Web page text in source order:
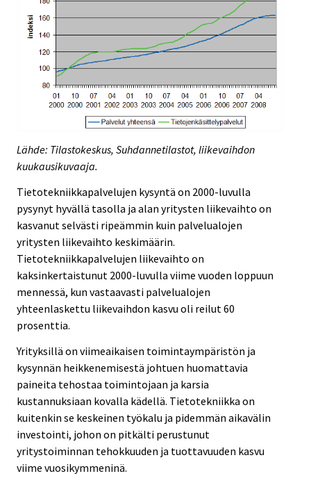
Lähde: Tilastokeskus, Suhdannetilastot, liikevaihdon
kuukausikuvaaja.
Tietotekniikkapalvelujen kysyntä on 2000-luvulla
pysynyt hyvällä tasolla ja alan yritysten liikevaihto on
kasvanut selvästi ripeämmin kuin palvelualojen
yritysten liikevaihto keskimäärin.
Tietotekniikkapalvelujen liikevaihto on
kaksinkertaistunut 2000-luvulla viime vuoden loppuun
mennessä, kun vastaavasti palvelualojen
yhteenlaskettu liikevaihdon kasvu oli reilut 60
prosenttia.
Yrityksillä on viimeaikaisen toimintaympäristön ja
kysynnän heikkenemisestä johtuen huomattavia
paineita tehostaa toimintojaan ja karsia
kustannuksiaan kovalla kädellä. Tietotekniikka on
kuitenkin se keskeinen työkalu ja pidemmän aikavälin
investointi, johon on pitkälti perustunut
yritystoiminnan tehokkuuden ja tuottavuuden kasvu
viime vuosikymmeninä.